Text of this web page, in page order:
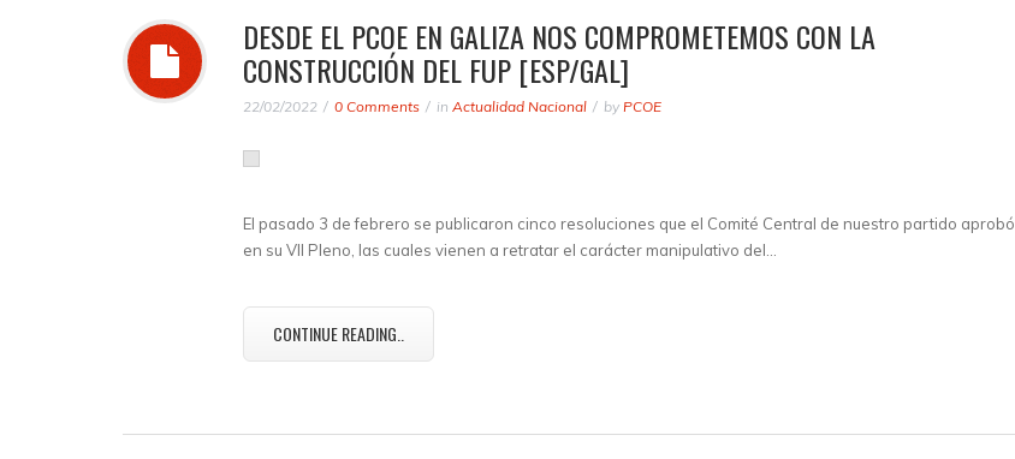
DESDE EL PCOE EN GALIZA NOS COMPROMETEMOS CON LA
CONSTRUCCIÓN DEL FUP [ESP/GAL]
22/02/2022 0 Comments in Actualidad Nacional by PCOE
El pasado 3 de febrero se publicaron cinco resoluciones que el Comité Central de nuestro partido aprobó
en su VII Pleno, las cuales vienen a retratar el carácter manipulativo del…
CONTINUE READING..